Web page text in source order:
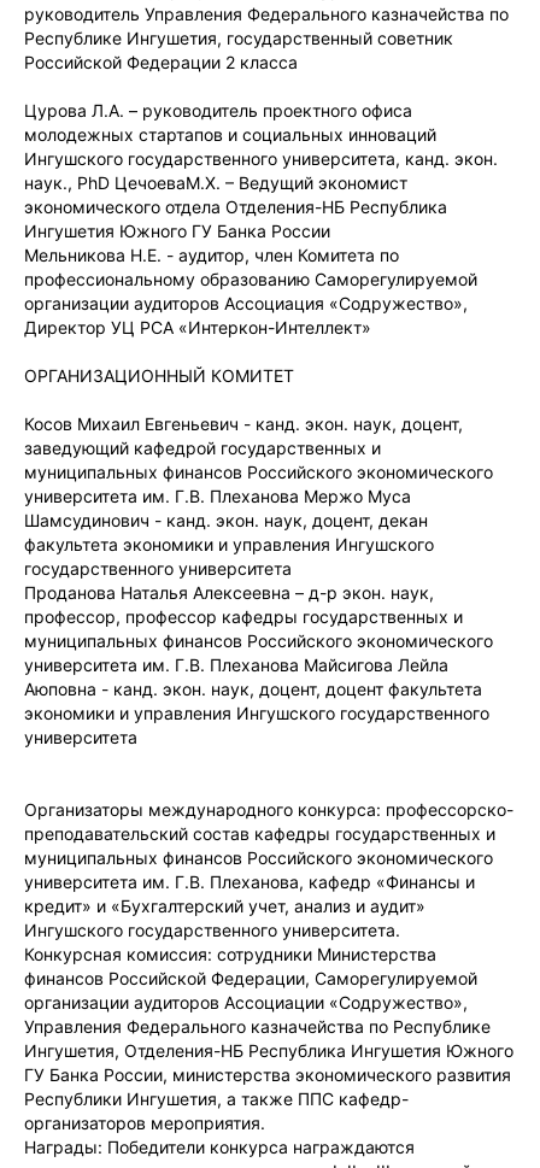
руководитель Управления Федерального казначейства по
Республике Ингушетия, государственный советник
Российской Федерации 2 класса
Цурова Л.А. – руководитель проектного офиса
молодежных стартапов и социальных инноваций
Ингушского государственного университета, канд. экон.
наук., PhD ЦечоеваМ.Х. – Ведущий экономист
экономического отдела Отделения-НБ Республика
Ингушетия Южного ГУ Банка России
Мельникова Н.Е. - аудитор, член Комитета по
профессиональному образованию Саморегулируемой
организации аудиторов Ассоциация «Содружество»,
Директор УЦ РСА «Интеркон-Интеллект»
ОРГАНИЗАЦИОННЫЙ КОМИТЕТ
Косов Михаил Евгеньевич - канд. экон. наук, доцент,
заведующий кафедрой государственных и
муниципальных финансов Российского экономического
университета им. Г.В. Плеханова Мержо Муса
Шамсудинович - канд. экон. наук, доцент, декан
факультета экономики и управления Ингушского
государственного университета
Проданова Наталья Алексеевна – д-р экон. наук,
профессор, профессор кафедры государственных и
муниципальных финансов Российского экономического
университета им. Г.В. Плеханова Майсигова Лейла
Аюповна - канд. экон. наук, доцент, доцент факультета
экономики и управления Ингушского государственного
университета
Организаторы международного конкурса: профессорско-
преподавательский состав кафедры государственных и
муниципальных финансов Российского экономического
университета им. Г.В. Плеханова, кафедр «Финансы и
кредит» и «Бухгалтерский учет, анализ и аудит»
Ингушского государственного университета.
Конкурсная комиссия: сотрудники Министерства
финансов Российской Федерации, Саморегулируемой
организации аудиторов Ассоциации «Содружество»,
Управления Федерального казначейства по Республике
Ингушетия, Отделения-НБ Республика Ингушетия Южного
ГУ Банка России, министерства экономического развития
Республики Ингушетия, а также ППС кафедр-
организаторов мероприятия.
Награды: Победители конкурса награждаются